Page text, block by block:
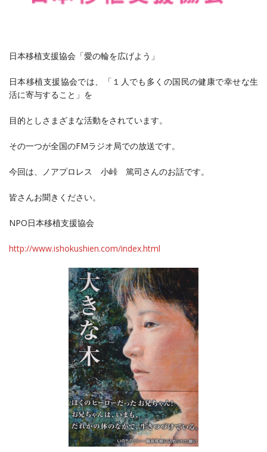
日本移植支援協会「愛の輪を広げよう」
日本移植支援協会では、「１人でも多くの国民の健康で幸せな生
活に寄与すること」 を
目的としさまざまな活動をされています。
その一つが全国のFMラジオ局での放送です。
今回は、ノアプロレス 小峠 篤司さんのお話です。
皆さんお聞きください。
NPO日本移植支援協会
http://www.ishokushien.com/index.html